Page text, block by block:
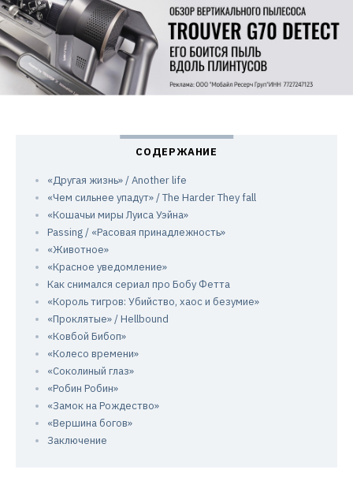
«Другая жизнь» / Another life
«Чем сильнее упадут» / The Harder They fall
«Кошачьи миры Луиса Уэйна»
Passing / «Расовая принадлежность»
«Животное»
«Красное уведомление»
Как снимался сериал про Бобу Фетта
«Король тигров: Убийство, хаос и безумие»
«Проклятые» / Hellbound
«Ковбой Бибоп»
«Колесо времени»
«Соколиный глаз»
«Робин Робин»
«Замок на Рождество»
«Вершина богов»
Заключение